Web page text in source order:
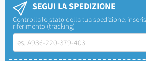
SEGUI LA SPEDIZIONE
Controlla lo stato della tua spedizione,
riferimento (tracking)